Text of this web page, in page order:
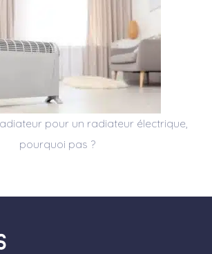
pour un radiateur électrique,
pourquoi pas ?